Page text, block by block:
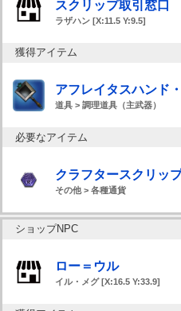
スクリップ取引窓口
ラザハン [X:11.5 Y:9.5]
獲得アイテム
アフレイタスハンド
道具 > 調理道具（主武器）
必要なアイテム
クラフタースクリッ
その他 > 各種通貨
ショップNPC
ロー＝ウル
イル・メグ [X:16.5 Y:33.9]